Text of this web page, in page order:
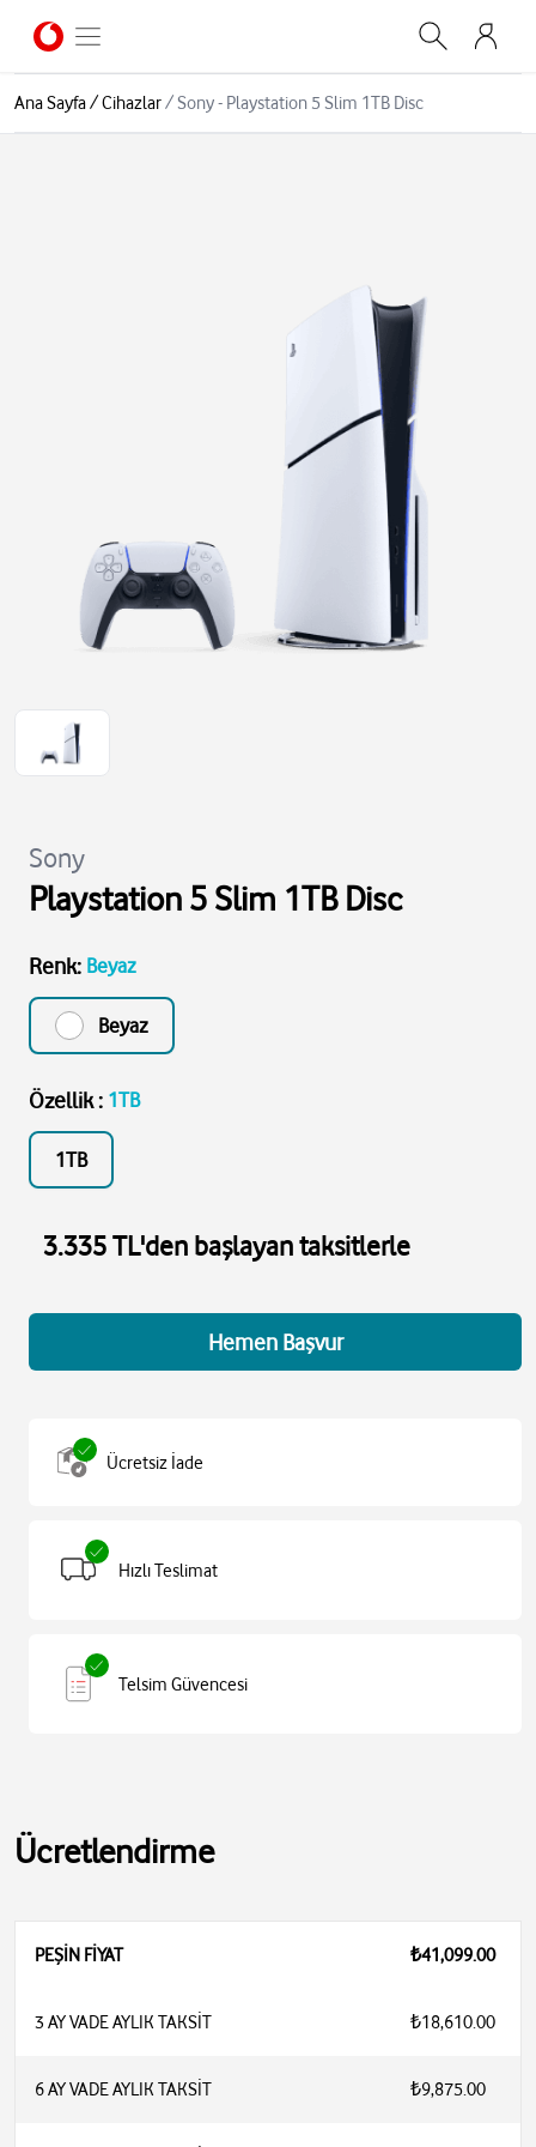
Ana Sayfa/Cihazlar/Sony - Playstation 5 Slim 1TB Disc
Sony
Playstation 5 Slim 1TB Disc
Renk: Beyaz
Beyaz
Özellik: 1TB
1TB
3.335 TL'den başlayan taksitlerle
Hemen Başvur
Ücretsiz İade
Hızlı Teslimat
Telsim Güvencesi
Ücretlendirme
PEŞİN FİYAT ₺41,099.00
3 AY VADE AYLIK TAKSİT ₺18,610.00
6 AY VADE AYLIK TAKSİT ₺9,875.00